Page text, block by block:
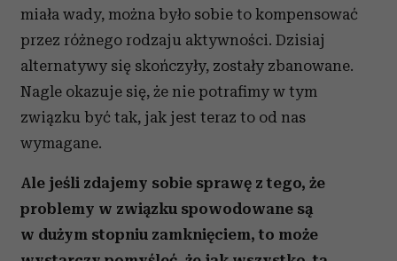
miała wady, można było sobie to kompensować
przez różnego rodzaju aktywności. Dzisiaj
alternatywy się skończyły, zostały zbanowane.
Nagle okazuje się, że nie potrafimy w tym
związku być tak, jak jest teraz to od nas
wymagane.
Ale jeśli zdajemy sobie sprawę z tego, że
problemy w związku spowodowane są
w dużym stopniu zamknięciem, to może